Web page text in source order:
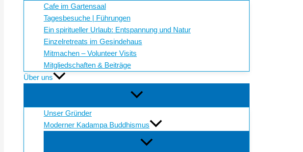
Cafe im Gartensaal
Tagesbesuche | Führungen
Ein spiritueller Urlaub: Entspannung und Natur
Einzelretreats im Gesindehaus
Mitmachen – Volunteer Visits
Mitgliedschaften & Beiträge
Über uns
Unser Gründer
Moderner Kadampa Buddhismus